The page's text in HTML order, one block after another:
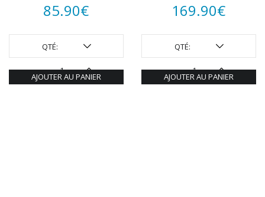
85.90€
QTÉ:
AJOUTER AU PANIER
169.90€
QTÉ:
AJOUTER AU PANIER